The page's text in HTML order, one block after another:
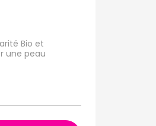
Bio et
une peau